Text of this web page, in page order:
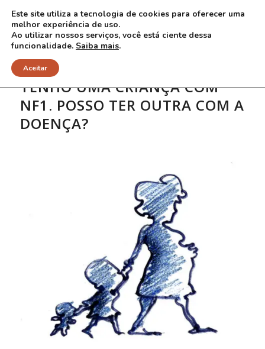
TENHO UMA CRIANÇA COM
NF1. POSSO TER OUTRA COM A
DOENÇA?
Este site utiliza a tecnologia de cookies para oferecer uma
melhor experiência de uso.
Ao utilizar nossos serviços, você está ciente dessa
funcionalidade. Saiba mais.
Aceitar